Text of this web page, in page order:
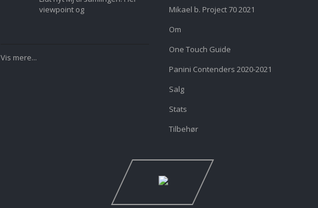
viewpoint og
Vis mere...
Mikael b. Project 70 2021
Om
One Touch Guide
Panini Contenders 2020-2021
Salg
Stats
Tilbehør